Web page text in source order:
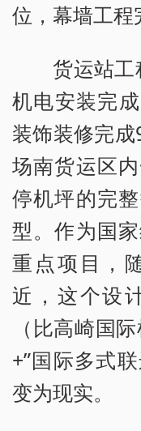
位，幕墙工程
货运站
机电安装完
装饰装修完
场南货运区
停机坪的完
型。作为国
重点项目，
近，这个设
（比高崎国
+”国际多式
变为现实。